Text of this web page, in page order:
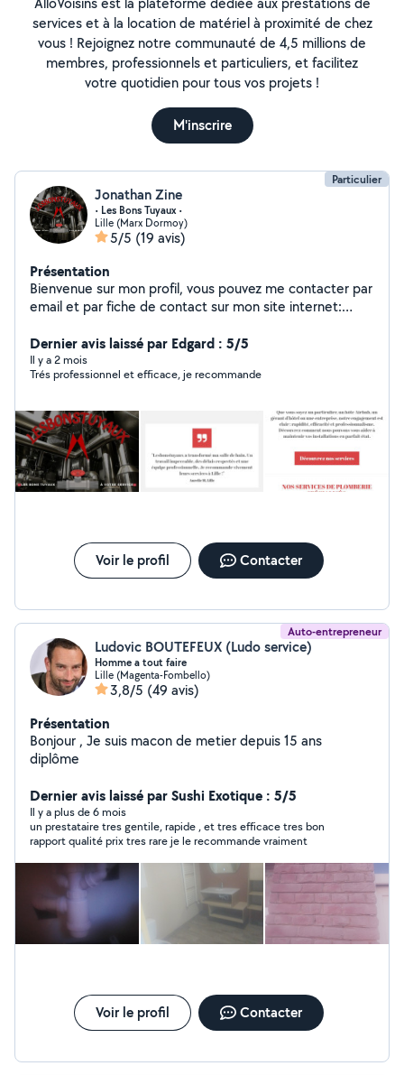
services et à la location de matériel à proximité de chez
vous ! Rejoignez notre communauté de 4,5 millions de
membres, professionnels et particuliers, et facilitez
votre quotidien pour tous vos projets !
M'inscrire
Particulier
Jonathan Zine
• Les Bons Tuyaux •
Lille (Marx Dormoy)
5/5 (19 avis)
Présentation
Bienvenue sur mon profil, vous pouvez me contacter par
email et par fiche de contact sur mon site internet:
F r Je suis un plombier chauffagiste spécialisé et
diplômé. Je propose principalement: Petit travaux
Montage de meubles Plomberie Pose de sanitaire
d'intérieur Peinture Maçonnerie Tarifs sur devis
Dernier avis laissé par Edgard : 5/5
Il y a 2 mois
Trés professionnel et efficace, je recommande
Voir le profil Contacter
Auto-entrepreneur
Ludovic BOUTEFEUX (Ludo service)
Homme a tout faire
Lille (Magenta-Fombello)
3,8/5 (49 avis)
Présentation
Bonjour , Je suis macon de metier depuis 15 ans
diplôme
Dernier avis laissé par Sushi Exotique : 5/5
Il y a plus de 6 mois
un prestataire tres gentile, rapide , et tres efficace tres bon
rapport qualité prix tres rare je le recommande vraiment
Voir le profil Contacter